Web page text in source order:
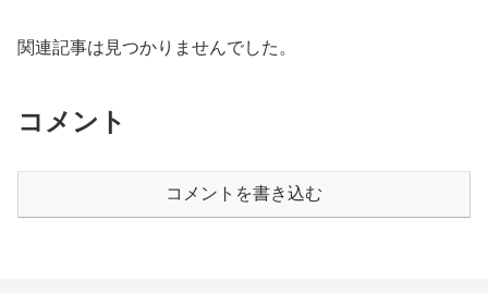
関連記事は見つかりませんでした。
コメント
コメントを書き込む